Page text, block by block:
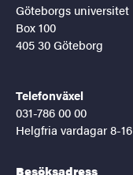
Göteborgs universitet
Box 100
405 30 Göteborg
Telefonväxel
031-786 00 00
Helgfria vardagar 8-16
Besöksadress